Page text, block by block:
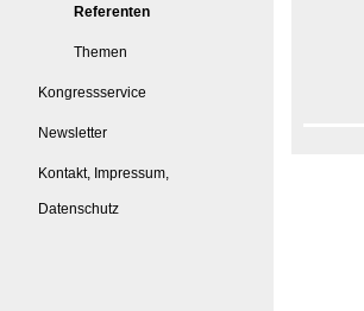
Referenten
Themen
Kongressservice
Newsletter
Kontakt, Impressum,
Datenschutz